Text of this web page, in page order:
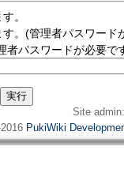
。
。(管理者パスワード
者パスワードが必要で
Site
PukiWiki